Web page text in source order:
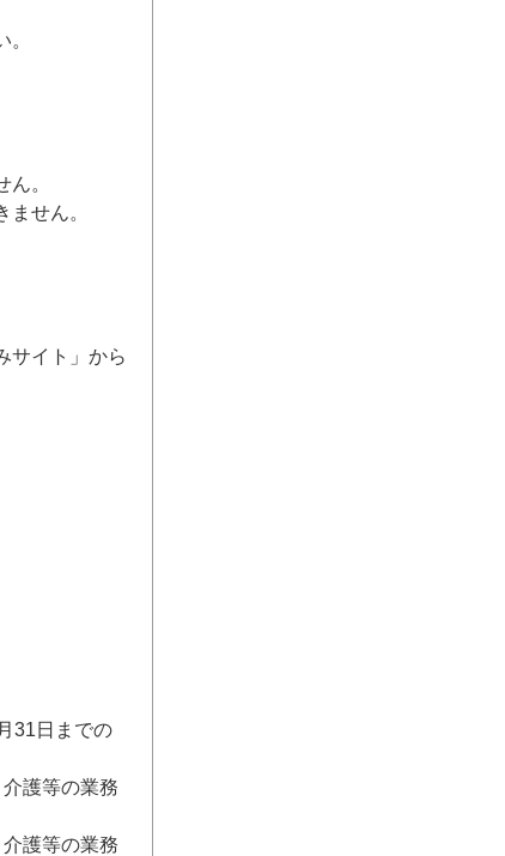
。
せん。
サイト」から
31日までの
護等の業務
護等の業務